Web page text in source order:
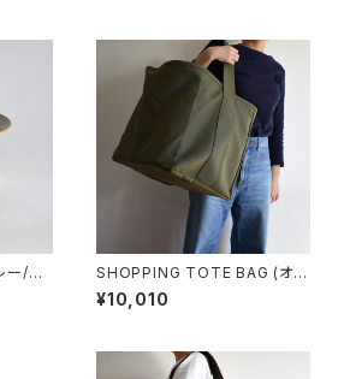
ー/ベ
SHOPPING TOTE BAG (オリ
ーブ/カーキ)
¥10,010